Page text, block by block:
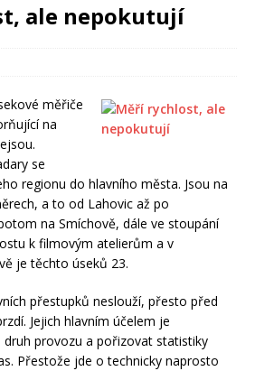
ale nepokutují
měřiče
na
se
regionu do hlavního města. Jsou na
a to od Lahovic až po
na Smíchově, dále ve stoupání
k filmovým atelierům a v
je těchto úseků 23.
přestupků neslouží, přesto před
Jejich hlavním účelem je
provozu a pořizovat statistiky
Přestože jde o technicky naprosto